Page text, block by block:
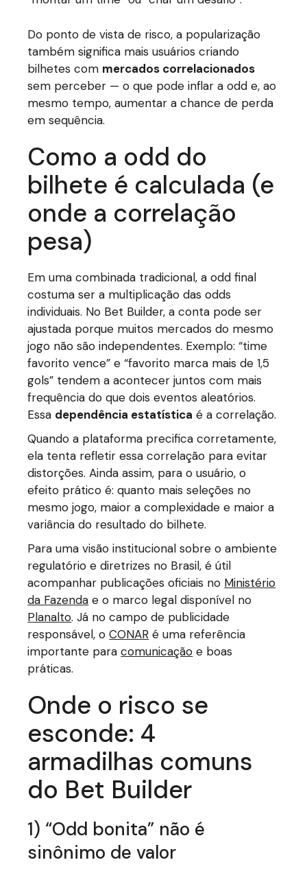
Do ponto de vista de risco, a popularização
também significa mais usuários criando
bilhetes com mercados correlacionados
sem perceber — o que pode inflar a odd e, ao
mesmo tempo, aumentar a chance de perda
em sequência.
Como a odd do
bilhete é calculada (e
onde a correlação
pesa)
Em uma combinada tradicional, a odd final
costuma ser a multiplicação das odds
individuais. No Bet Builder, a conta pode ser
ajustada porque muitos mercados do mesmo
jogo não são independentes. Exemplo: “time
favorito vence” e “favorito marca mais de 1,5
gols” tendem a acontecer juntos com mais
frequência do que dois eventos aleatórios.
Essa dependência estatística é a correlação.
Quando a plataforma precifica corretamente,
ela tenta refletir essa correlação para evitar
distorções. Ainda assim, para o usuário, o
efeito prático é: quanto mais seleções no
mesmo jogo, maior a complexidade e maior a
variância do resultado do bilhete.
Para uma visão institucional sobre o ambiente
regulatório e diretrizes no Brasil, é útil
acompanhar publicações oficiais no Ministério
da Fazenda e o marco legal disponível no
Planalto. Já no campo de publicidade
responsável, oCONAR é uma referência
importante paracomunicação e boas
práticas.
Onde o risco se
esconde: 4
armadilhas comuns
do Bet Builder
1) “Odd bonita” não é
sinônimo de valor